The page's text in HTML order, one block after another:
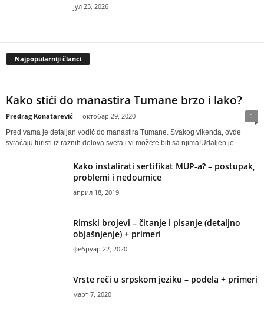
јул 23, 2026
Najpopularniji članci
Kako stići do manastira Tumane brzo i lako?
Predrag Konatarević - октобар 29, 2020 1
Pred vama je detaljan vodič do manastira Tumane. Svakog vikenda, ovde
svraćaju turisti iz raznih delova sveta i vi možete biti sa njima!Udaljen je...
Kako instalirati sertifikat MUP-a? – postupak,
problemi i nedoumice
април 18, 2019
Rimski brojevi – čitanje i pisanje (detaljno
objašnjenje) + primeri
фебруар 22, 2020
Vrste reči u srpskom jeziku – podela + primeri
март 7, 2020